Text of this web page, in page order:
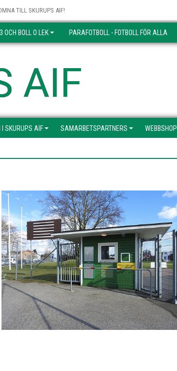
TILL SKURUPS AIF!
OCH BOLL O LEK PARAFOTBOLL - FOTBOLL FÖR ALLA
AIF
I SKURUPS AIF SAMARBETSPARTNERS WEBBSHOP